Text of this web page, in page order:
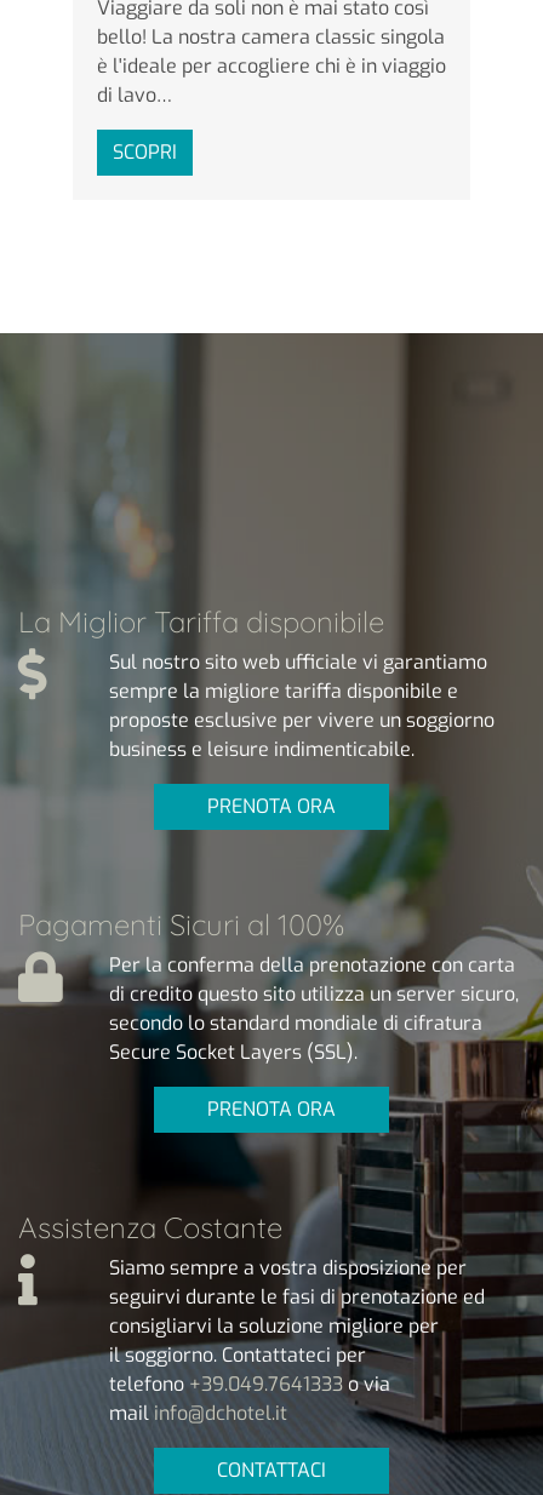
Viaggiare da soli non è mai stato così
bello! La nostra camera classic singola
è l'ideale per accogliere chi è in viaggio
di lavo…
SCOPRI
La Miglior Tariffa disponibile
Sul nostro sito web ufficiale vi garantiamo
sempre la migliore tariffa disponibile e
proposte esclusive per vivere un soggiorno
business e leisure indimenticabile.
PRENOTA ORA
Pagamenti Sicuri al 100%
Per la conferma della prenotazione con carta
di credito questo sito utilizza un server sicuro,
secondo lo standard mondiale di cifratura
Secure Socket Layers (SSL).
PRENOTA ORA
Assistenza Costante
Siamo sempre a vostra disposizione per
seguirvi durante le fasi di prenotazione ed
consigliarvi la soluzione migliore per
il soggiorno. Contattateci per
telefono +39.049.7641333o via
mail info@dchotel.it
CONTATTACI